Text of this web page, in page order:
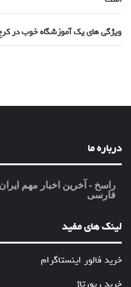
ویژگی های یک آموزشگاه خوب در
درباره ما
راسخ - آخرین اخبار مهم
فارسی
لینک های مفید
خرید فالور اینستاگرام
خرید رپورتاژ